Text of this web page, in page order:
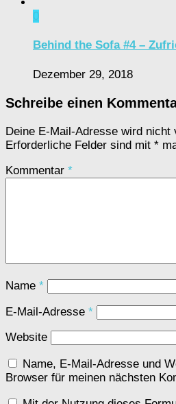
0
Behind the Sofa #4 –
Dezember 29, 2018
Schreibe einen
Deine E-Mail-Adresse wird nicht
Erforderliche Felder sind mit *
Kommentar *
Name *
E-Mail-Adresse *
Website
Name, E-Mail-Adresse und
Browser für meinen nächsten